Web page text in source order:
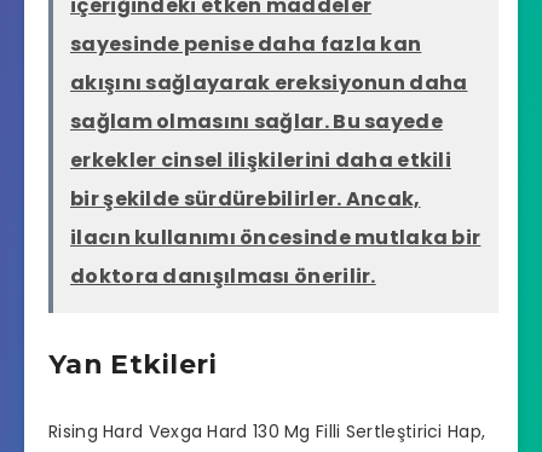
sayesinde penise daha fazla kan
akışını sağlayarak ereksiyonun daha
sağlam olmasını sağlar. Bu sayede
erkekler cinsel ilişkilerini daha etkili
bir şekilde sürdürebilirler. Ancak,
ilacın kullanımı öncesinde mutlaka bir
doktora danışılması önerilir.
Yan Etkileri
Rising Hard Vexga Hard 130 Mg Filli Sertleştirici Hap,